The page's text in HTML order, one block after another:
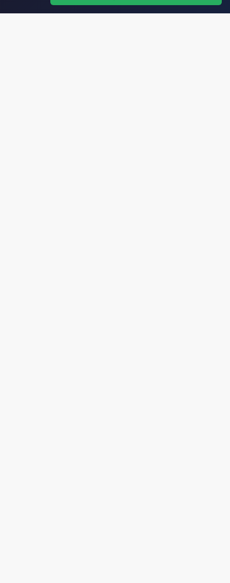
Gündem Ara Menü